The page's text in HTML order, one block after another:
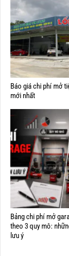
Báo giá chi phí mở
mới nhất
Bảng chi phí mở
theo 3 quy mô:
lưu ý